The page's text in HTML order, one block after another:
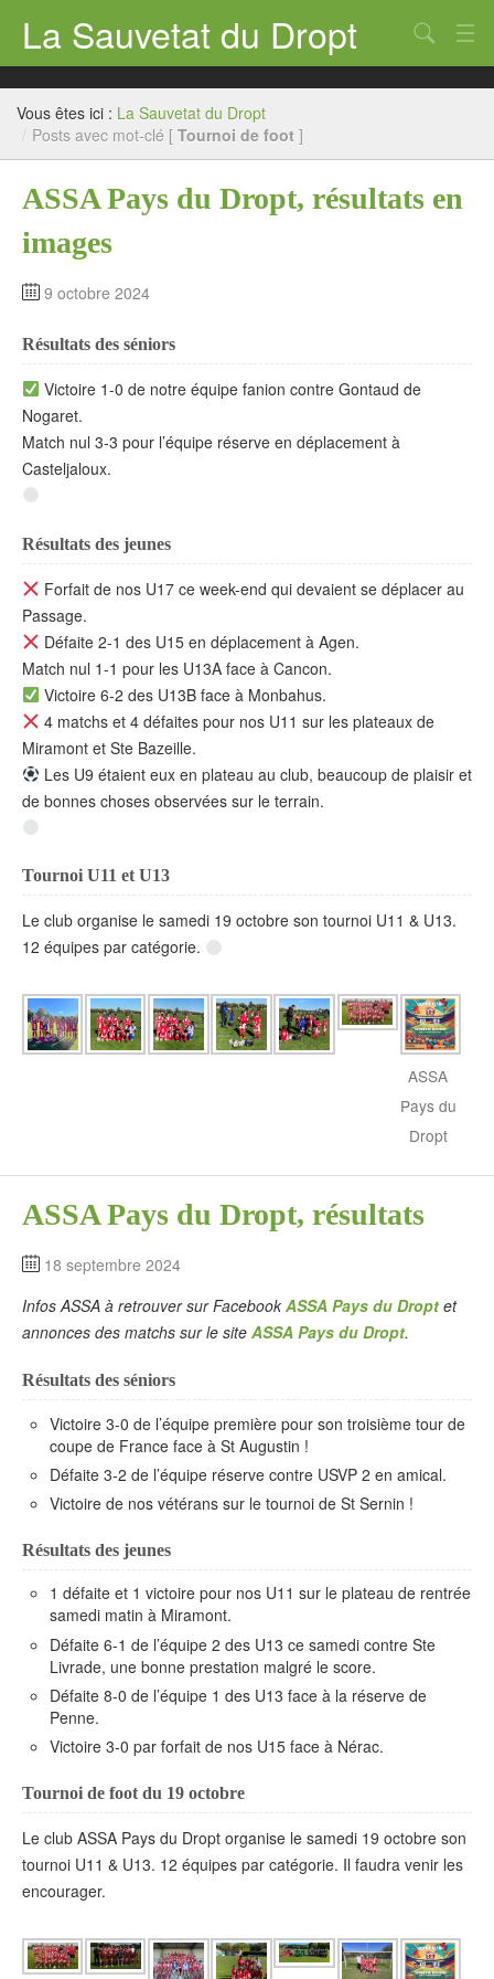
La Sauvetat du Dropt
Accueil
Mairie
Contact
Chercher
Vous êtes ici : La Sauvetat du Dropt
/ Posts avec mot-clé [ Tournoi de foot ]
ASSA Pays du Dropt, résultats en
images
9 octobre 2024
Résultats des séniors
Victoire 1-0 de notre équipe fanion contre Gontaud de
Nogaret.
Match nul 3-3 pour l’équipe réserve en déplacement à
Casteljaloux.
Résultats des jeunes
Forfait de nos U17 ce week-end qui devaient se déplacer au
Passage.
Défaite 2-1 des U15 en déplacement à Agen.
Match nul 1-1 pour les U13A face à Cancon.
Victoire 6-2 des U13B face à Monbahus.
4 matchs et 4 défaites pour nos U11 sur les plateaux de
Miramont et Ste Bazeille.
Les U9 étaient eux en plateau au club, beaucoup de plaisir et
de bonnes choses observées sur le terrain.
Tournoi U11 et U13
Le club organise le samedi 19 octobre son tournoi U11 & U13.
12 équipes par catégorie.
ASSA
Pays du
Dropt
ASSA Pays du Dropt, résultats
18 septembre 2024
Infos ASSA à retrouver sur Facebook ASSA Pays du Dropt et
annonces des matchs sur le site ASSA Pays du Dropt.
Résultats des séniors
Victoire 3-0 de l’équipe première pour son troisième tour de
coupe de France face à St Augustin !
Défaite 3-2 de l’équipe réserve contre USVP 2 en amical.
Victoire de nos vétérans sur le tournoi de St Sernin !
Résultats des jeunes
1 défaite et 1 victoire pour nos U11 sur le plateau de rentrée
samedi matin à Miramont.
Défaite 6-1 de l’équipe 2 des U13 ce samedi contre Ste
Livrade, une bonne prestation malgré le score.
Défaite 8-0 de l’équipe 1 des U13 face à la réserve de
Penne.
Victoire 3-0 par forfait de nos U15 face à Nérac.
Tournoi de foot du 19 octobre
Le club ASSA Pays du Dropt organise le samedi 19 octobre son
tournoi U11 & U13. 12 équipes par catégorie. Il faudra venir les
encourager.